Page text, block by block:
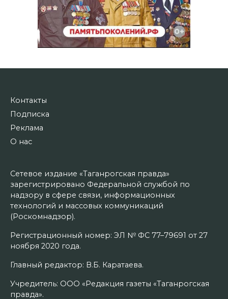
Контакты
Подписка
Реклама
О нас
Сетевое издание «Таганрогская правда»
зарегистрировано Федеральной службой по
надзору в сфере связи, информационных
технологий и массовых коммуникаций
(Роскомнадзор).
Регистрационный номер: ЭЛ № ФС 77–79691 от 27
ноября 2020 года.
Главный редактор: В.Б. Каратаева.
Учредитель: ООО «Редакция газеты «Таганрогская
правда».